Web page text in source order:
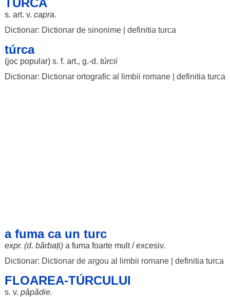
TÚRCA
s. art. v. capra.
Dictionar: Dictionar de sinonime| definitia turca
túrca
(joc popular) s. f. art., g.-d. túrcii
Dictionar: Dictionar ortografic al limbii romane| definitia turca
a fuma ca un turc
expr. (d. bărbați)a fuma foarte mult/excesiv.
Dictionar: Dictionar de argou al limbii romane| definitia turca
FLOAREA-TÚRCULUI
s. v. păpădie.